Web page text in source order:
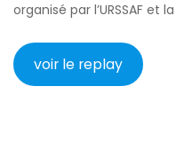
organisé par l’URSSAF et
voir le replay